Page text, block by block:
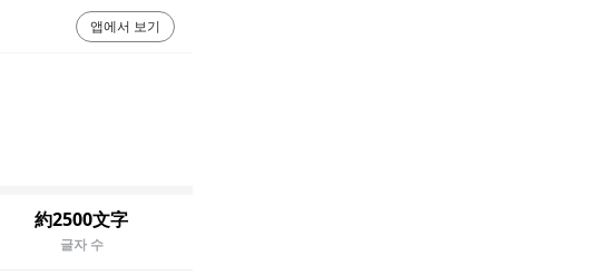
約2500文字
글자 수
앱에서 보기